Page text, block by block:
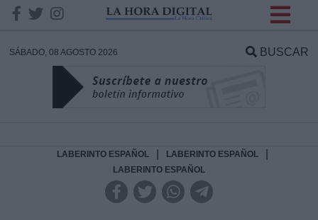
SÁBADO, 08 AGOSTO 2026 BUSCAR
LABERINTO ESPAÑOL LABERINTO ESPAÑOL
LABERINTO ESPAÑOL
DATOS
Responsable: